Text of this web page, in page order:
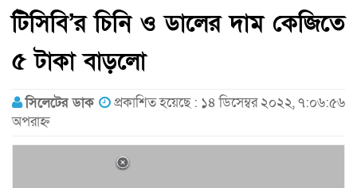
টিসিবি’র চিনি ও ডালের দাম কেজিতে
৫ টাকা বাড়লো
সিলেটের ডাক
প্রকাশিত হয়েছে : ১৪ ডিসেম্বর ২০২২, ৭:০৬:৫৬
অপরাহ্ন